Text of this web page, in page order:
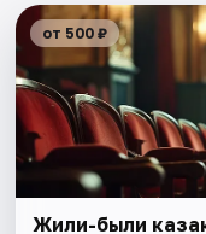
от 500 ₽
Жили-были